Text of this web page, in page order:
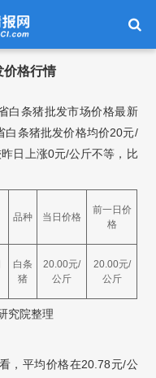
价格行情
白条猪批发市场价格最新
白条猪批发价格均价20元/
日上涨0元/公斤不等，比
品种 当日价格
前一日价
格
白条
猪
20.00元/
公斤
20.00元/
公斤
究院整理
，平均价格在20.78元/公